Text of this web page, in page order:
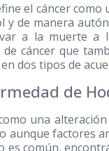
el cáncer
y de manera
a la muerte a
de cáncer que
en dos tipos de
de
una
aunque factores
es común,